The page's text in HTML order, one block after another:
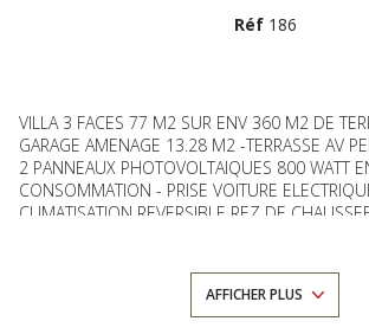
Réf 186
VILLA 3 FACES 77 M2 SUR ENV 360 M2 DE
GARAGE AMENAGE 13.28 M2 -TERRASSE AV
2 PANNEAUX PHOTOVOLTAIQUES 800 WATT
CONSOMMATION - PRISE VOITURE
CLIMATISATION REVERSIBLE REZ DE
PLACARD - COULOIR DESSERVANT SEJOUR
OUVERTE EQUIPEE 34.34 M2 DONNANT SUR
AFFICHER PLUS